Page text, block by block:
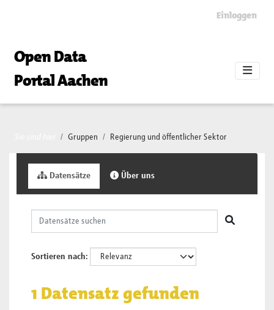
Einloggen
Open Data
Portal Aachen
Gruppen Regierung und öffentlicher Sektor
Datensätze Über uns
Sortieren nach
1 Datensatz gefunden